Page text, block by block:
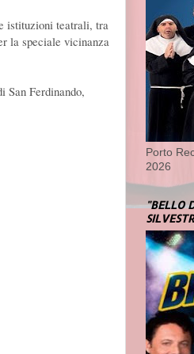
istituzioni teatrali, tra
la speciale vicinanza
San Ferdinando,
Porto
2026
"BELLO